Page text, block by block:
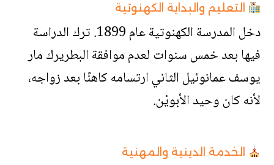
التعليم والبداية الكهنوتية
دخل المدرسة الكهنوتية عام 1899. ترك الدراسة
فيها بعد خمس سنوات لعدم موافقة البطريرك مار
يوسف عمانوئيل الثاني ارتسامه كاهنًا بعد زواجه،
لأنه كان وحيد الأبويْن.
الخدمة الدينية والمهنية